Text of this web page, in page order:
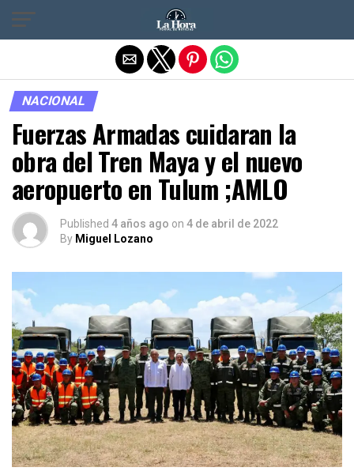
NACIONAL
Fuerzas Armadas cuidaran la
obra del Tren Maya y el nuevo
aeropuerto en Tulum ;AMLO
Published 4 años ago on 4 de abril de 2022
By Miguel Lozano
Salir de la versión móvil